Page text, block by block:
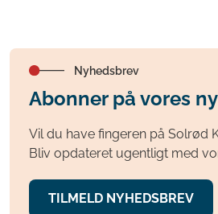
Nyhedsbrev
Abonner på vores
Vil du have fingeren på Solrød
Bliv opdateret ugentligt med
TILMELD NYHEDSBREV